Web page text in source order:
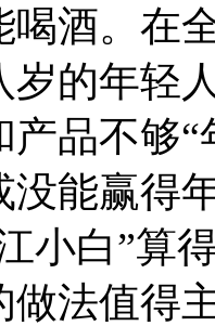
喝酒。在
岁的年轻
产品不够
没能赢得
小白”算
做法值得